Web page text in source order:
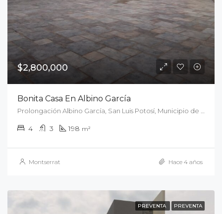
$2,800,000
Bonita Casa En Albino García
Prolongación Albino García, San Luis Potosí, Municipio de San Luis Potosí, San Luis Potosí, 78150, México
4 3 198 m²
Montserrat Hace 4 años
PREVENTA PREVENTA